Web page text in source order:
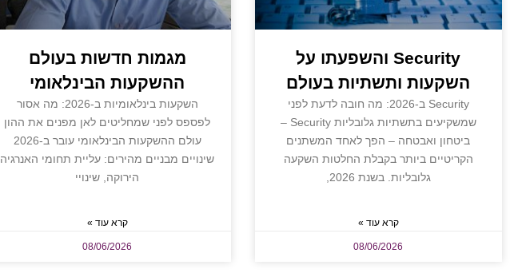
Security והשפעתו על
השקעות ותשתיות בעולם
Security ב-2026: מה חובה לדעת לפני
שמשקיעים בתשתיות גלובליות Security –
ביטחון ואבטחה – הפך לאחד המשתנים
הקריטיים ביותר בקבלת החלטות השקעה
גלובליות. בשנת 2026,
קרא עוד »
08/06/2026
מגמות חדשות בעולם
ההשקעות הבינלאומי
השקעות בינלאומיות ב-2026: מה אסור
לפספס לפני שמחליטים לאן מפנים את ההון
עולם ההשקעות הבינלאומי עובר ב-2026
שינויים מבניים מהירים: עליית תחומי האנרגיה
הירוקה, שינויי
קרא עוד »
08/06/2026